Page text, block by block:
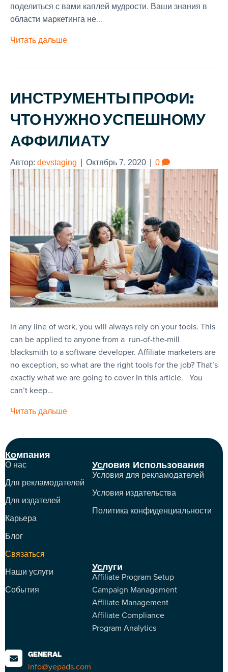
поделиться с вами каплей мудрости. Ваши знания в
области маркетинга не...
Читать дальше
ИНСТРУМЕНТЫ ПРОФИ:
ЧТО НУЖНО УСПЕШНОМУ
АФФИЛИАТУ
Автор: devstaging Октябрь 7, 2020 0
In any line of work, you will always rely on your tools. This
can be applied to anyone from a run-of-the-mill
blacksmith to a software developer. Affiliate marketers are
no exception, so what are the right tools for the job? That’s
exactly what we are going to cover in this article. You
can’t keep…
Читать дальше
Компания
О нас
Для рекламодателей
Для издателей
Карьера
Блог
Связаться
Наши услуги
События
Условия Использования
Условия для рекламодателей
Условия издательства
Политика конфиденциальности
Услуги
Affiliate Program Setup
Campaign Management
Affiliate Management
Affiliate Compliance
Program Analytics
GENERAL
info@yepads.com